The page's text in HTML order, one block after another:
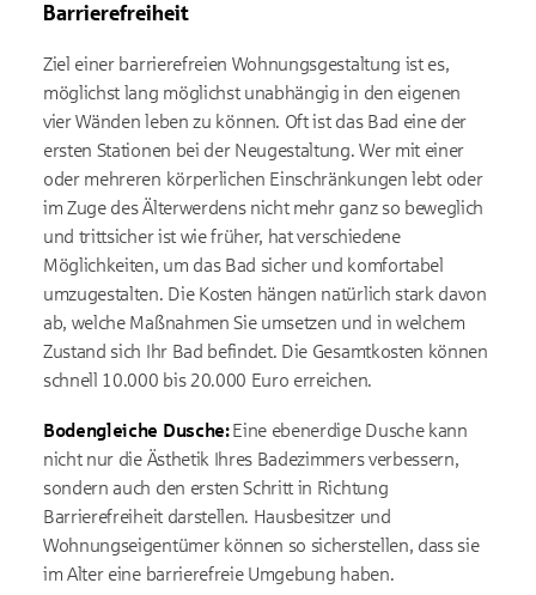
Barrierefreiheit
Ziel einer barrierefreien Wohnungsgestaltung ist es,
möglichst lang möglichst unabhängig in den eigenen
vier Wänden leben zu können. Oft ist das Bad eine der
ersten Stationen bei der Neugestaltung. Wer mit einer
oder mehreren körperlichen Einschränkungen lebt oder
im Zuge des Älterwerdens nicht mehr ganz so beweglich
und trittsicher ist wie früher, hat verschiedene
Möglichkeiten, um das Bad sicher und komfortabel
umzugestalten. Die Kosten hängen natürlich stark davon
ab, welche Maßnahmen Sie umsetzen und in welchem
Zustand sich Ihr Bad befindet. Die Gesamtkosten können
schnell 10.000 bis 20.000 Euro erreichen.
Bodengleiche Dusche:Eine ebenerdige Dusche kann
nicht nur die Ästhetik Ihres Badezimmers verbessern,
sondern auch den ersten Schritt in Richtung
Barrierefreiheit darstellen. Hausbesitzer und
Wohnungseigentümer können so sicherstellen, dass sie
im Alter eine barrierefreie Umgebung haben.